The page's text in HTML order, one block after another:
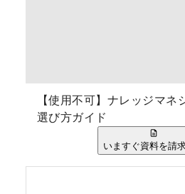
AppSuite
【使用不可】ナレッジマネ
選び方ガイド
いますぐ資料を請